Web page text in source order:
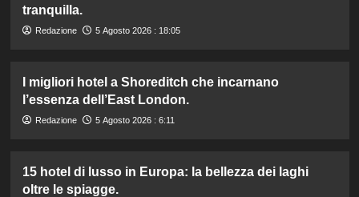
tranquilla.
Redazione 5 Agosto 2026 : 18:05
I migliori hotel a Shoreditch che incarnano
l’essenza dell’East London.
Redazione 5 Agosto 2026 : 6:11
15 hotel di lusso in Europa: la bellezza dei laghi
oltre le spiagge.